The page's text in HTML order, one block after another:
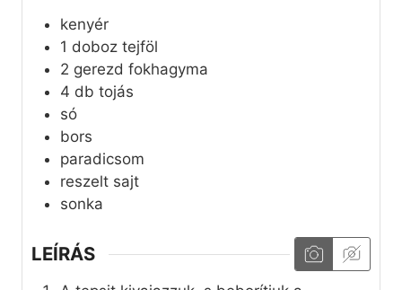
kenyér
1 doboz tejföl
2 gerezd fokhagyma
4 db tojás
só
bors
paradicsom
reszelt sajt
sonka
LEÍRÁS